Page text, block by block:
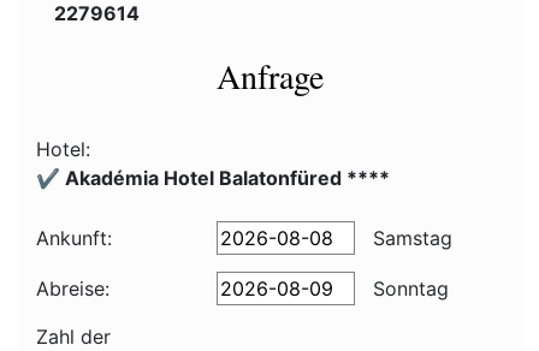
2279614
Anfrage
Hotel:
✔️ Akadémia Hotel Balatonfüred ****
Ankunft: Samstag
Abreise:
Sonntag
Zahl der